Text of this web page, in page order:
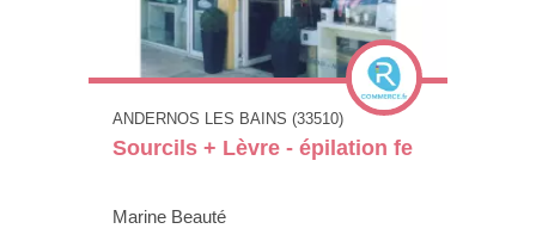
ANDERNOS LES BAINS (33510)
Sourcils + Lèvre - épilation fe
Marine Beauté